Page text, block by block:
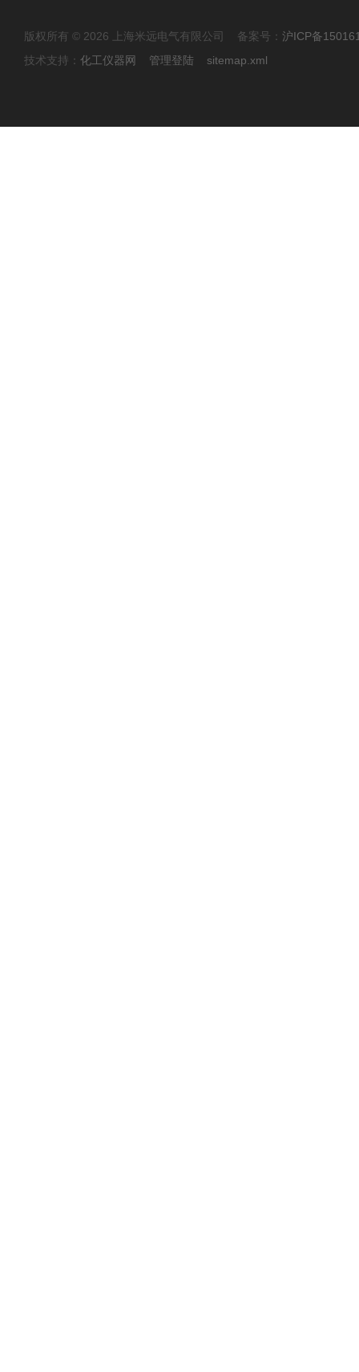
版权所有 © 2026 上海米远电气有限公司 备案号： 沪ICP备
技术支持： 化工仪器网 管理登陆 sitemap.xml